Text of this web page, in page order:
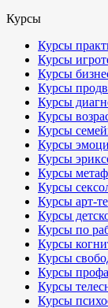
Курсы
Курсы
Курсы
Курсы
Курсы
Курсы
Курсы
Курсы
Курсы
Курсы
Курсы
Курсы
Курсы арт-
Курсы
Курсы по
Курсы
Курсы
Курсы
Курсы
Курсы